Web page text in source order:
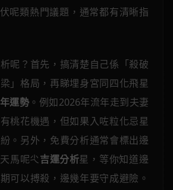
呢類熱門議題，通常都有清晰指
呢？首先，搞清楚自己係「殺破
」格局，再睇埋身宮同四化飛星
運勢 。例如2026年流年走到夫妻
桃花機遇，但如果入咗粒化忌星
。另外，免費分析通常會標出邊
馬呢尐吉運分析星，等你知道邊
可以搏殺，邊幾年要守成避險。